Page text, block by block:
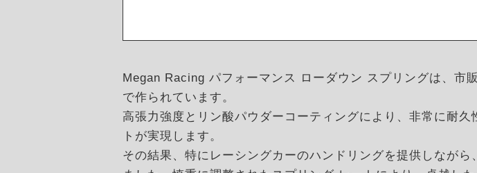
Megan Racing パフォーマンス ローダウン スプリングは、市
で作られています。
高張力強度とリン酸パウダーコーティングにより、非常に耐
トが実現します。
その結果、特にレーシングカーのハンドリングを提供しなが